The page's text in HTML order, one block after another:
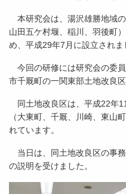
本研究会は、湯沢雄勝地域
山田五ケ村堰、稲川、羽後町
め、平成29年7月に設立されま
今回の研修には研究会の委
市千厩町の一関東部土地改良区
同土地改良区は、平成22年
（大東町、千厩、川崎、東山
れています。
当日は、同土地改良区の事
の説明を受けました。